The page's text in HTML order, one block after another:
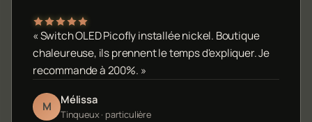
« Switch OLED Picofly installée nickel. Boutique
chaleureuse, ils prennent le temps d'expliquer. Je
recommande à 200%. »
M Mélissa
Tinqueux · particulière